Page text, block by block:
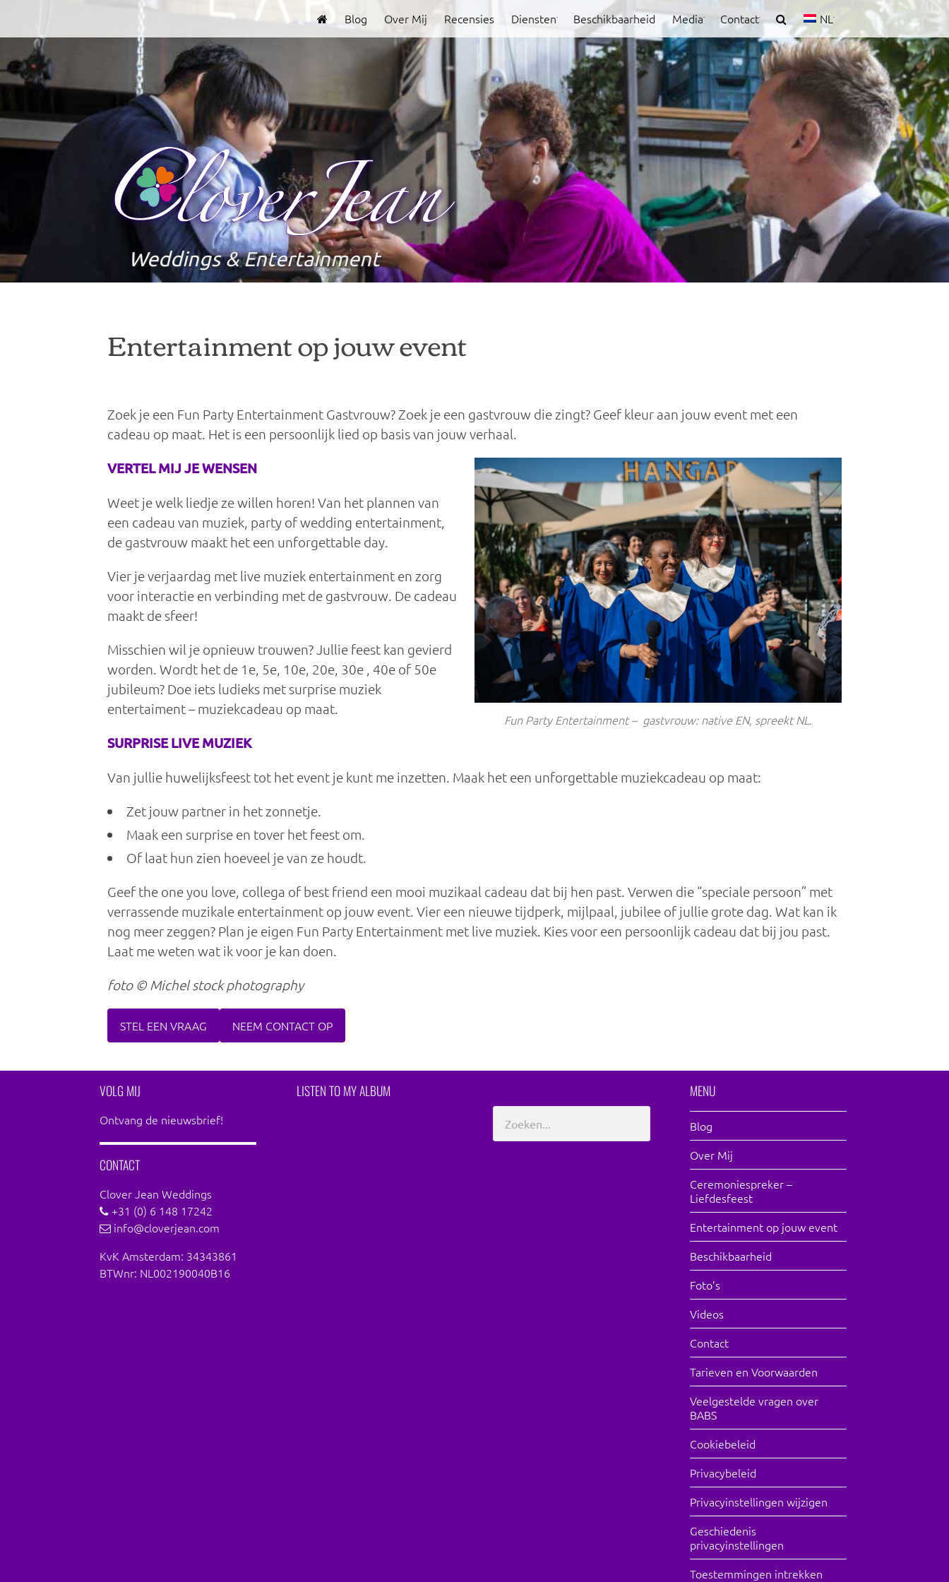
Blog Over Mij Recensies Diensten Beschikbaarheid Media Contact NL
Clover
Jean
Weddings & Entertainment
Entertainment op jouw event
Zoek je een Fun Party Entertainment Gastvrouw? Zoek je een gastvrouw die zingt? Geef kleur aan jouw event met een
cadeau op maat. Het is een persoonlijk lied op basis van jouw verhaal.
Fun Party Entertainment – gastvrouw: native EN, spreekt NL.
VERTEL MIJ JE WENSEN
Weet je welk liedje ze willen horen! Van het plannen van
een cadeau van muziek, party of wedding entertainment,
de gastvrouw maakt het een unforgettable day.
Vier je verjaardag met live muziek entertainment en zorg
voor interactie en verbinding met de gastvrouw. De cadeau
maakt de sfeer!
Misschien wil je opnieuw trouwen? Jullie feest kan gevierd
worden. Wordt het de 1e, 5e, 10e, 20e, 30e , 40e of 50e
jubileum? Doe iets ludieks met surprise muziek
entertaiment – muziekcadeau op maat.
SURPRISE LIVE MUZIEK
Van jullie huwelijksfeest tot het event je kunt me inzetten. Maak het een unforgettable muziekcadeau op maat:
Zet jouw partner in het zonnetje.
Maak een surprise en tover het feest om.
Of laat hun zien hoeveel je van ze houdt.
Geef the one you love, collega of best friend een mooi muzikaal cadeau dat bij hen past. Verwen die “speciale persoon” met
verrassende muzikale entertainment op jouw event. Vier een nieuwe tijdperk, mijlpaal, jubilee of jullie grote dag. Wat kan ik
nog meer zeggen? Plan je eigen Fun Party Entertainment met live muziek. Kies voor een persoonlijk cadeau dat bij jou past.
Laat me weten wat ik voor je kan doen.
foto © Michel stock photography
STEL EEN VRAAG NEEM CONTACT OP
VOLG MIJ
Ontvang de nieuwsbrief!
CONTACT
Clover Jean Weddings
+31 (0) 6 148 17242
info@cloverjean.com
KvK Amsterdam: 34343861
BTWnr: NL002190040B16
LISTEN TO MY ALBUM MENU
Blog
Over Mij
Ceremoniespreker –
Liefdesfeest
Entertainment op jouw event
Beschikbaarheid
Foto’s
Videos
Contact
Tarieven en Voorwaarden
Veelgestelde vragen over
BABS
Cookiebeleid
Privacybeleid
Privacyinstellingen wijzigen
Geschiedenis
privacyinstellingen
Toestemmingen intrekken